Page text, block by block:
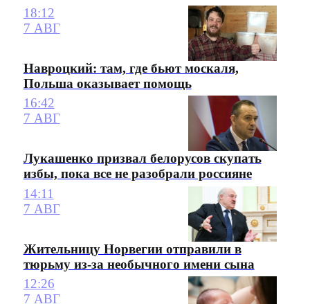
18:12
7 АВГ
Навроцкий: там, где бьют москаля,
Польша оказывает помощь
16:42
7 АВГ
Лукашенко призвал белорусов скупать
избы, пока все не разобрали россияне
14:11
7 АВГ
Жительницу Норвегии отправили в
тюрьму из-за необычного имени сына
12:26
7 АВГ